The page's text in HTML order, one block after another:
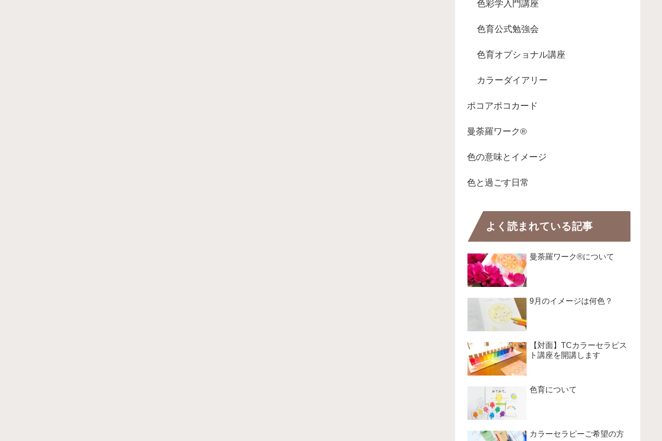
色彩学入門講座
色育公式勉強会
色育オプショナル講座
カラーダイアリー
ポコアポコカード
曼荼羅ワーク®
色の意味とイメージ
色と過ごす日常
よく読まれている記事
曼荼羅ワーク®について
9月のイメージは何色？
【対面】TCカラーセラピス
ト講座を開講します
色育について
カラーセラピーご希望の方